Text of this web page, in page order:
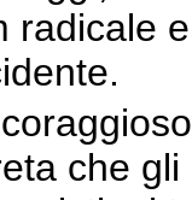
radicale
che